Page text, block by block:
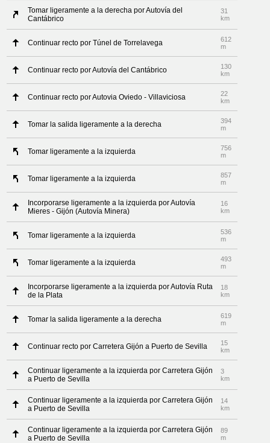
Tomar ligeramente a la derecha por Autovía del
Cantábrico
31
km
Continuar recto por Túnel de Torrelavega
612
m
Continuar recto por Autovía del Cantábrico
130
km
Continuar recto por Autovia Oviedo - Villaviciosa
22
km
Tomar la salida ligeramente a la derecha
394
m
Tomar ligeramente a la izquierda
756
m
Tomar ligeramente a la izquierda
857
m
Incorporarse ligeramente a la izquierda por Autovía
Mieres - Gijón (Autovía Minera)
16
km
Tomar ligeramente a la izquierda
536
m
Tomar ligeramente a la izquierda
493
m
Incorporarse ligeramente a la izquierda por Autovía Ruta
de la Plata
18
km
Tomar la salida ligeramente a la derecha
619
m
Continuar recto por Carretera Gijón a Puerto de Sevilla
15
km
Continuar ligeramente a la izquierda por Carretera Gijón
a Puerto de Sevilla
3
km
Continuar ligeramente a la izquierda por Carretera Gijón
a Puerto de Sevilla
14
km
Continuar ligeramente a la izquierda por Carretera Gijón
a Puerto de Sevilla
89
m